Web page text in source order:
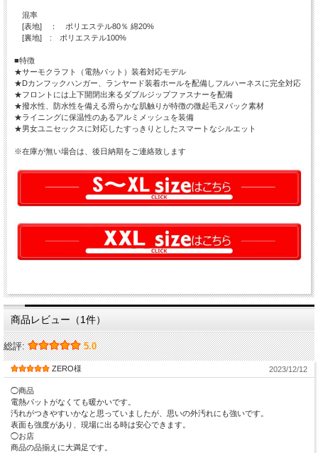
混率
[表地] ： ポリエステル80％ 綿20%
[裏地] : ポリエステル100%
■特徴
★サーモクラフト（電熱パット）装着対応モデル
★Dカンフックハンガー、ランヤード装着ホールを配備しフルハーネスに完全対応
★フロントには上下開閉出来るダブルジップファスナーを配備
★撥水性、防水性を備える滑らかな肌触りが特徴の微起毛ヌバック素材
★ライニングに保温性のあるアルミメッシュを装備
★男女ユニセックスに対応したすっきりとしたスマートなシルエット
※在庫が無い場合は、後日納期をご連絡致します
商品レビュー（1件）
総評: 5.0
ZERO様 2023/12/12
◯商品
電熱パットがなくても暖かいです。
汚れがつきやすいかなと思っていましたが、思いの外汚れにも強いです。
表面も強度があり、現場に出る時は安心できます。
◯お店
商品の品揃えに大満足です。